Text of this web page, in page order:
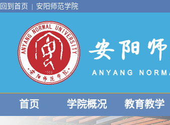
回到首页 安阳师范学院
首页 学院概况 教育教学